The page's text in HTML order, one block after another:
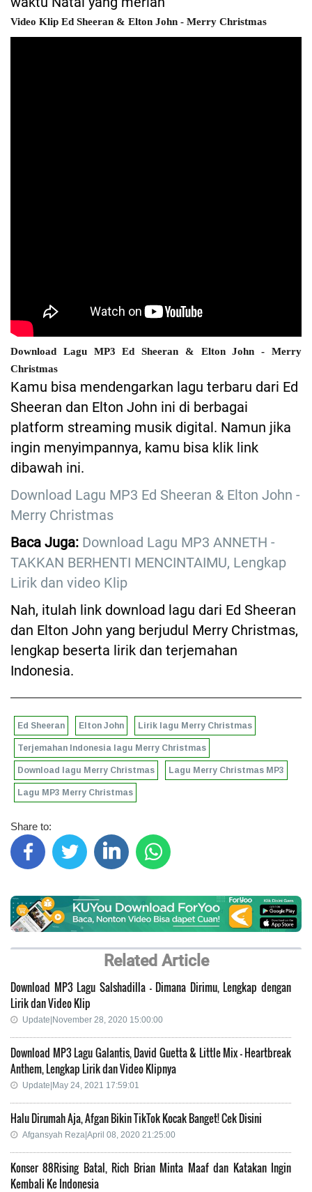
Video Klip Ed Sheeran & Elton John - Merry Christmas
Download Lagu MP3 Ed Sheeran & Elton John - Merry
Christmas
Kamu bisa mendengarkan lagu terbaru dari Ed
Sheeran dan Elton John ini di berbagai
platform streaming musik digital. Namun jika
ingin menyimpannya, kamu bisa klik link
dibawah ini.
Download Lagu MP3 Ed Sheeran & Elton John -
Merry Christmas
Baca Juga: Download Lagu MP3 ANNETH -
TAKKAN BERHENTI MENCINTAIMU, Lengkap
Lirik dan video Klip
Nah, itulah link download lagu dari Ed Sheeran
dan Elton John yang berjudul Merry Christmas,
lengkap beserta lirik dan terjemahan
Indonesia.
Ed Sheeran Elton John Lirik lagu Merry Christmas
Terjemahan Indonesia lagu Merry Christmas
Download lagu Merry Christmas Lagu Merry Christmas MP3
Lagu MP3 Merry Christmas
Share to:
Related Article
Download MP3 Lagu Salshadilla - Dimana Dirimu, Lengkap dengan
Lirik dan Video Klip
Update|November 28, 2020 15:00:00
Download MP3 Lagu Galantis, David Guetta & Little Mix - Heartbreak
Anthem, Lengkap Lirik dan Video Klipnya
Update|May 24, 2021 17:59:01
Halu Dirumah Aja, Afgan Bikin TikTok Kocak Banget! Cek Disini
Afgansyah Reza|April 08, 2020 21:25:00
Konser 88Rising Batal, Rich Brian Minta Maaf dan Katakan Ingin
Kembali Ke Indonesia